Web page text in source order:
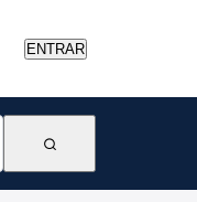
ENTRAR